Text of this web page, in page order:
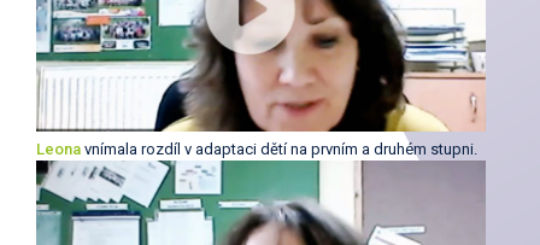
Leona vnímala rozdíl v adaptaci dětí na prvním a druhém stupni.